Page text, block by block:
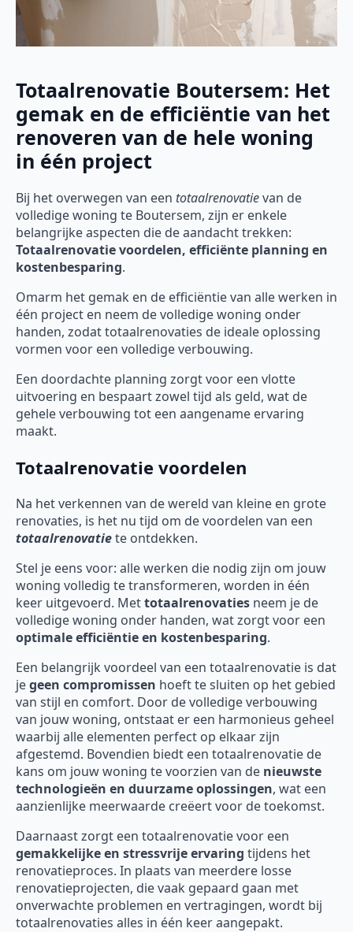
Totaalrenovatie Boutersem: Het
gemak en de efficiëntie van het
renoveren van de hele woning
in één project
Bij het overwegen van een totaalrenovatievan de
volledige woning te Boutersem, zijn er enkele
belangrijke aspecten die de aandacht trekken:
Totaalrenovatie voordelen, efficiënte planning en
kostenbesparing.
Omarm het gemak en de efficiëntie van alle werken in
één project en neem de volledige woning onder
handen, zodat totaalrenovaties de ideale oplossing
vormen voor een volledige verbouwing.
Een doordachte planning zorgt voor een vlotte
uitvoering en bespaart zowel tijd als geld, wat de
gehele verbouwing tot een aangename ervaring
maakt.
Totaalrenovatie voordelen
Na het verkennen van de wereld van kleine en grote
renovaties, is het nu tijd om de voordelen van een
totaalrenovatiete ontdekken.
Stel je eens voor: alle werken die nodig zijn om jouw
woning volledig te transformeren, worden in één
keer uitgevoerd. Mettotaalrenovaties neem je de
volledige woning onder handen, wat zorgt voor een
optimale efficiëntie en kostenbesparing.
Een belangrijk voordeel van een totaalrenovatie is dat
jegeen compromissen hoeft te sluiten op het gebied
van stijl en comfort. Door de volledige verbouwing
van jouw woning, ontstaat er een harmonieus geheel
waarbij alle elementen perfect op elkaar zijn
afgestemd. Bovendien biedt een totaalrenovatie de
kans om jouw woning te voorzien van de nieuwste
technologieën en duurzame oplossingen, wat een
aanzienlijke meerwaarde creëert voor de toekomst.
Daarnaast zorgt een totaalrenovatie voor een
gemakkelijke en stressvrije ervaring tijdens het
renovatieproces. In plaats van meerdere losse
renovatieprojecten, die vaak gepaard gaan met
onverwachte problemen en vertragingen, wordt bij
totaalrenovaties alles in één keer aangepakt.